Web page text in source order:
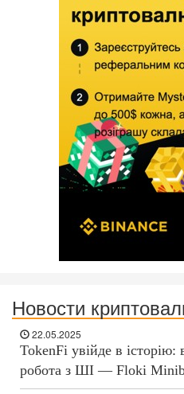
Новости
22.05.2025
TokenFi увійде в історію:
робота з ШІ — Floki